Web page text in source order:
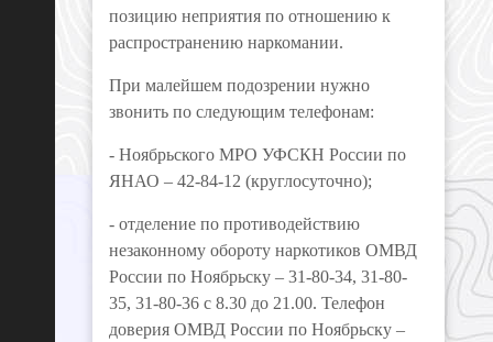
позицию неприятия по отношению к
распространению наркомании.
При малейшем подозрении нужно
звонить по следующим телефонам:
- Ноябрьского МРО УФСКН России по
ЯНАО – 42-84-12 (круглосуточно);
- отделение по противодействию
незаконному обороту наркотиков ОМВД
России по Ноябрьску – 31-80-34, 31-80-
35, 31-80-36 с 8.30 до 21.00. Телефон
доверия ОМВД России по Ноябрьску –